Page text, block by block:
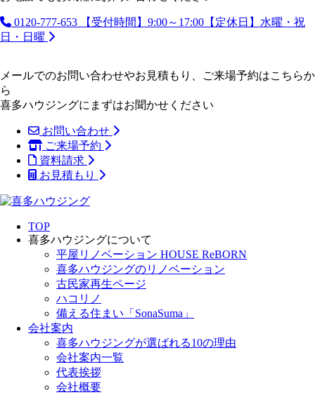
0120-777-653
【受付時間】9:00～17:00【定休日】水曜・祝
日・日曜
メールでのお問い合わせやお見積もり、ご来場予約はこちらか
ら
喜多ハウジングにまずはお聞かせください
お問い合わせ
ご来場予約
資料請求
お見積もり
TOP
喜多ハウジングについて
平屋リノベーション HOUSE ReBORN
喜多ハウジングのリノベーション
古民家再生ページ
ハコリノ
備える住まい「SonaSuma」
会社案内
喜多ハウジングが選ばれる10の理由
会社案内一覧
代表挨拶
会社概要